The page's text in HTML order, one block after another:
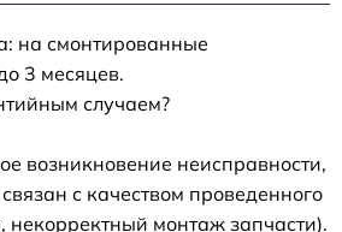
на смонтированные
3 месяцев.
случаем?
возникновение неисправности,
с качеством проведенного
некорректный монтаж запчасти).